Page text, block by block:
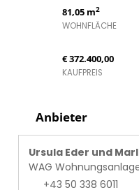
81,05 m2
WOHNFLÄCHE
€ 372.400,00
KAUFPREIS
Anbieter
Ursula Eder und
WAG
+43 50 338 6011